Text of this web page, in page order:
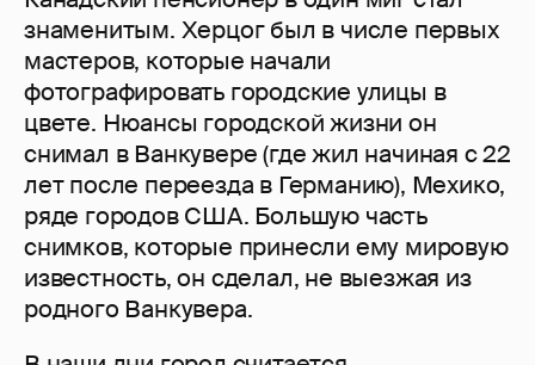
знаменитым. Херцог был в числе первых
мастеров, которые начали
фотографировать городские улицы в
цвете. Нюансы городской жизни он
снимал в Ванкувере (где жил начиная с 22
лет после переезда в Германию), Мехико,
ряде городов США. Большую часть
снимков, которые принесли ему мировую
известность, он сделал, не выезжая из
родного Ванкувера.